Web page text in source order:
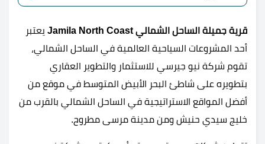
قرية جميلة الساحل الشمالي J amila North Coast
يعتبر
أحد المشروعات السياحية العالمية في الساحل الشمالي،
تقوم شركة نيو جيرسي للاستثمار والتطوير العقاري
بتطويره على شاطئ البحر الأبيض المتوسط في موقع من
أفضل المواقع الاستراتيجية في الساحل الشمالي بالقرب من
خليج سيدي حنيش ومن مدينة مرسى مطروح.